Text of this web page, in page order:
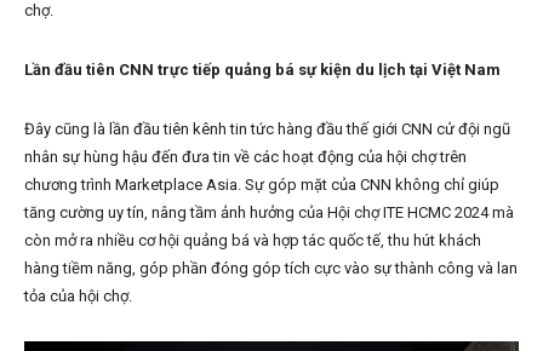
chợ.
Lần đầu tiên CNN trực tiếp quảng bá sự kiện du lịch tại Việt Nam
Đây cũng là lần đầu tiên kênh tin tức hàng đầu thế giới CNN cử đội ngũ
nhân sự hùng hậu đến đưa tin về các hoạt động của hội chợ trên
chương trình Marketplace Asia. Sự góp mặt của CNN không chỉ giúp
tăng cường uy tín, nâng tầm ảnh hưởng của Hội chợ ITE HCMC 2024 mà
còn mở ra nhiều cơ hội quảng bá và hợp tác quốc tế, thu hút khách
hàng tiềm năng, góp phần đóng góp tích cực vào sự thành công và lan
tỏa của hội chợ.